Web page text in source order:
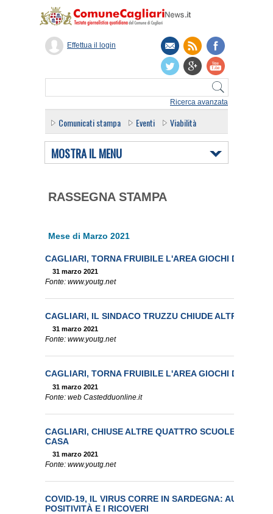
Ricerca avanzata
Effettua il login
Comunicati stampa Eventi Viabilità
MOSTRA IL MENU
RASSEGNA STAMPA
Mese di Marzo 2021
CAGLIARI, TORNA FRUIBILE L'AREA GIOCHI DI VIA
31 marzo 2021
Fonte: www.youtg.net
CAGLIARI, IL SINDACO TRUZZU CHIUDE ALTRE TRE
31 marzo 2021
Fonte: www.youtg.net
CAGLIARI, TORNA FRUIBILE L'AREA GIOCHI DI VIA
31 marzo 2021
Fonte: web Castedduonline.it
CAGLIARI, CHIUSE ALTRE QUATTRO SCUOLE:
CASA
31 marzo 2021
Fonte: www.youtg.net
COVID-19, IL VIRUS CORRE IN SARDEGNA:
POSITIVITÀ E I RICOVERI